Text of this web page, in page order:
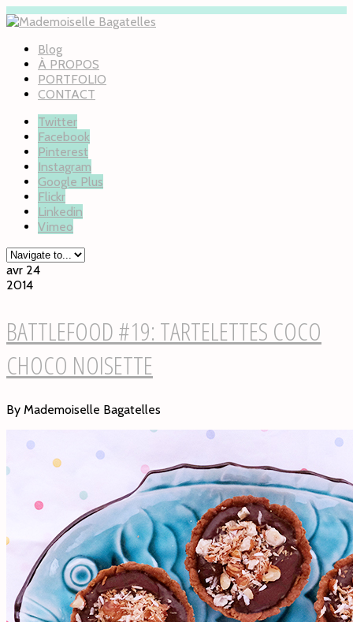
Blog
À PROPOS
PORTFOLIO
CONTACT
Twitter
Facebook
Pinterest
Instagram
Google Plus
Flickr
Linkedin
Vimeo
avr 24
2014
BATTLEFOOD #19: TARTELETTES COCO
CHOCO NOISETTE
By Mademoiselle Bagatelles